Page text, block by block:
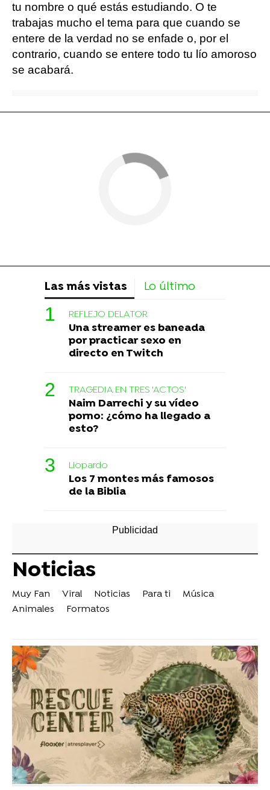
tu nombre o qué estás estudiando. O te
trabajas mucho el tema para que cuando se
entere de la verdad no se enfade o, por el
contrario, cuando se entere todo tu lío amoroso
se acabará.
Las más vistas Lo último
REFLEJO DELATOR
Una streamer es baneada
por practicar sexo en
directo en Twitch
TRAGEDIA EN TRES 'ACTOS'
Naim Darrechi y su vídeo
porno: ¿cómo ha llegado a
esto?
Liopardo
Los 7 montes más famosos
de la Biblia
Noticias
Muy Fan Viral Noticias Para ti
Música
Animales
Formatos